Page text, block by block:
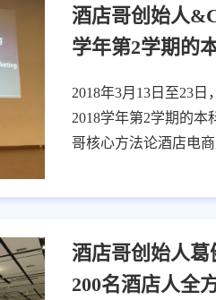
酒店哥创始人
学年第2学期的
2018年3月13日至23
2018学年第2学期的
哥核心方法论酒店电商
酒店哥创始人葛
200名酒店人全